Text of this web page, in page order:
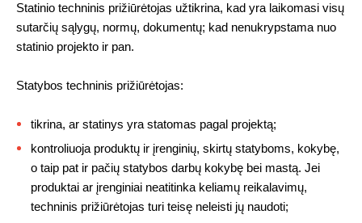
Statinio techninis prižiūrėtojas užtikrina, kad yra laikomasi visų
sutarčių sąlygų, normų, dokumentų; kad nenukrypstama nuo
statinio projekto ir pan.
Statybos techninis prižiūrėtojas:
tikrina, ar statinys yra statomas pagal projektą;
kontroliuoja produktų ir įrenginių, skirtų statyboms, kokybę,
o taip pat ir pačių statybos darbų kokybę bei mastą. Jei
produktai ar įrenginiai neatitinka keliamų reikalavimų,
techninis prižiūrėtojas turi teisę neleisti jų naudoti;